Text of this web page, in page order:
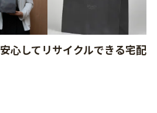
心してリサイクルできる宅配